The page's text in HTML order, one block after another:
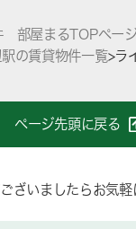
部屋まるTOPペー
の賃貸物件一覧>ラ
ページ先頭に戻る
ざいましたらお気軽